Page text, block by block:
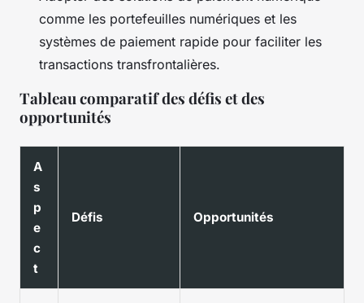
comme les portefeuilles numériques et les
systèmes de paiement rapide pour faciliter les
transactions transfrontalières.
Tableau comparatif des défis et des
opportunités
A
s
p
e
c
t
Défis Opportunités